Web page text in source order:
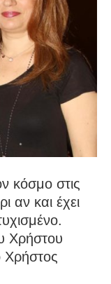
κόσμο στις
αν και έχει
Χρήστου
Χρήστος